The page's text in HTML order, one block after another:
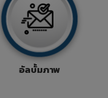
อัลบั้มภาพ